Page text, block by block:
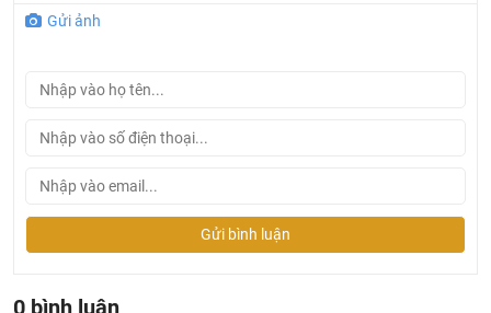
Gửi ảnh
Gửi bình luận
0 bình luận